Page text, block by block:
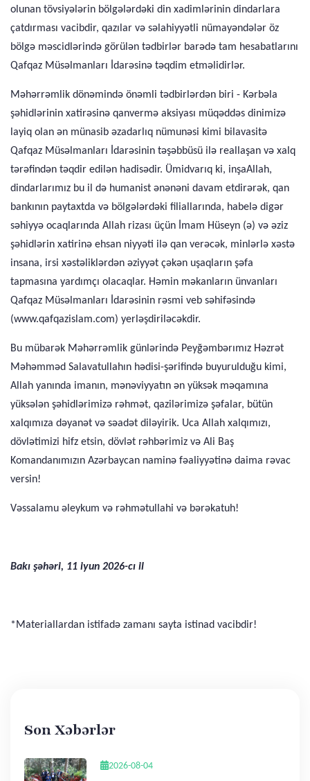
olunan tövsiyələrin bölgələrdəki din xadimlərinin dindarlara
çatdırması vacibdir, qazılar və səlahiyyətli nümayəndələr öz
bölgə məscidlərində görülən tədbirlər barədə tam hesabatlarını
Qafqaz Müsəlmanları İdarəsinə təqdim etməlidirlər.
Məhərrəmlik dönəmində önəmli tədbirlərdən biri - Kərbəla
şəhidlərinin xatirəsinə qanvermə aksiyası müqəddəs dinimizə
layiq olan ən münasib əzadarlıq nümunəsi kimi bilavasitə
Qafqaz Müsəlmanları İdarəsinin təşəbbüsü ilə reallaşan və xalq
tərəfindən təqdir edilən hadisədir. Ümidvarıq ki, inşaAllah,
dindarlarımız bu il də humanist ənənəni davam etdirərək, qan
bankının paytaxtda və bölgələrdəki filiallarında, habelə digər
səhiyyə ocaqlarında Allah rizası üçün İmam Hüseyn (ə) və əziz
şəhidlərin xatirinə ehsan niyyəti ilə qan verəcək, minlərlə xəstə
insana, irsi xəstəliklərdən əziyyət çəkən uşaqların şəfa
tapmasına yardımçı olacaqlar. Həmin məkanların ünvanları
Qafqaz Müsəlmanları İdarəsinin rəsmi veb səhifəsində
(www.qafqazislam.com) yerləşdiriləcəkdir.
Bu mübarək Məhərrəmlik günlərində Peyğəmbərımız Həzrət
Məhəmməd Salavatullahın hədisi-şərifində buyurulduğu kimi,
Allah yanında imanın, mənəviyyatın ən yüksək məqamına
yüksələn şəhidlərimizə rəhmət, qazilərimizə şəfalar, bütün
xalqımıza dəyanət və səadət diləyirik. Uca Allah xalqımızı,
dövlətimizi hifz etsin, dövlət rəhbərimiz və Ali Baş
Komandanımızın Azərbaycan naminə fəaliyyətinə daima rəvac
versin!
Vəssalamu əleykum və rəhmətullahi və bərəkatuh!
Bakı şəhəri, 11 iyun 2026-cı il
*Materiallardan istifadə zamanı sayta istinad vacibdir!
Son Xəbərlər
2026-08-04